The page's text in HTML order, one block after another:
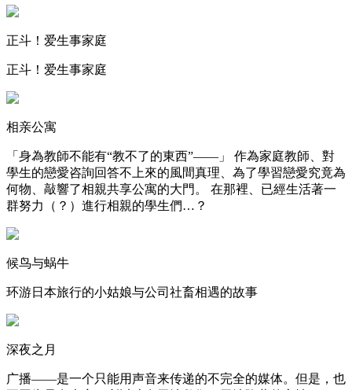
正斗！爱生事家庭
正斗！爱生事家庭
相亲公寓
「身為教師不能有“教不了的東西”——」 作為家庭教師、對
學生的戀愛咨詢回答不上來的風間真理、為了學習戀愛究竟為
何物、敲響了相親共享公寓的大門。 在那裡、已經生活著一
群努力（？）進行相親的學生們…？
候鸟与蜗牛
环游日本旅行的小姑娘与公司社畜相遇的故事
深夜之月
广播——是一个只能用声音来传递的不完全的媒体。但是，也